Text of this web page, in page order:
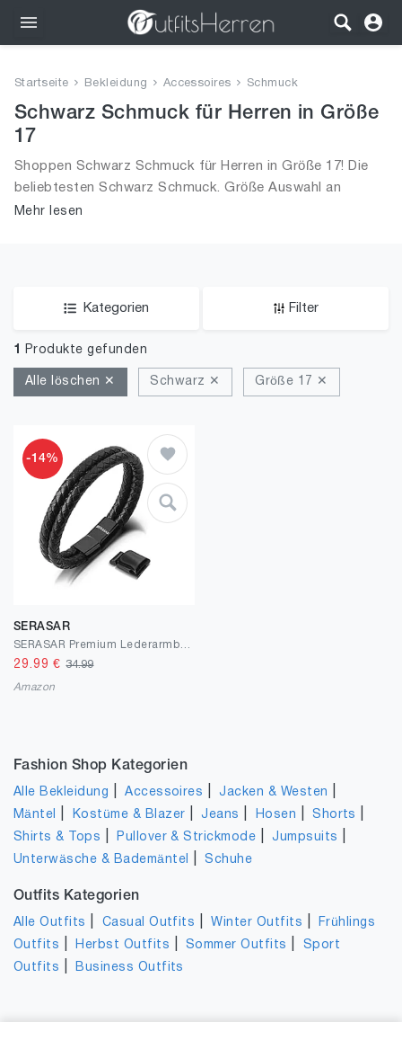
Bekleidung
Schuhe
Startseite Bekleidung Accessoires Schmuck
Schwarz Schmuck für Herren in Größe
17
Shoppen Schwarz Schmuck für Herren in Größe 17! Die
beliebtesten Schwarz Schmuck. Größe Auswahl an
Schwarz Schmuck in Größe 17 und alle Trends aus 2026
Mehr lesen
Kategorien Filter
1 Produkte gefunden
Alle löschen ✕ Schwarz ✕ Größe 17 ✕
-14%
SERASAR
29.99 €34.99
Amazon
Fashion Shop Kategorien
Alle Bekleidung |Accessoires |Jacken & Westen
Mäntel Kostüme & Blazer |Jeans Hosen |Shorts
Shirts & Tops Pullover & Strickmode |Jumpsuits
Unterwäsche & Bademäntel |Schuhe
Outfits Kategorien
Alle Outfits Casual Outfits |Winter Outfits
Frühlings
Outfits
Herbst Outfits Sommer Outfits
Sport
Outfits
Business Outfits